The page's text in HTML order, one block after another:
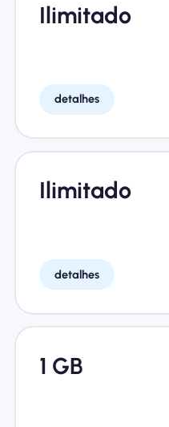
Ilimitado
detalhes
Ilimitado
detalhes
1 GB